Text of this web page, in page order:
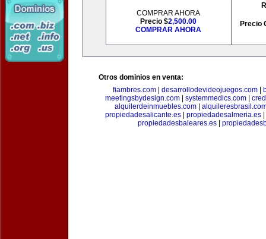
COMPRAR AHORA
Precio $2,500.00
COMPRAR AHORA
Precio
Otros dominios en venta:
fiambres.com| desarrollodevideojuegos.com|
meetingsbydesign.com| systemmedics.com|
alquilerdeinmuebles.com|
propiedadesalicante.es| propiedadesalmeria.es|
propiedadesbaleares.es